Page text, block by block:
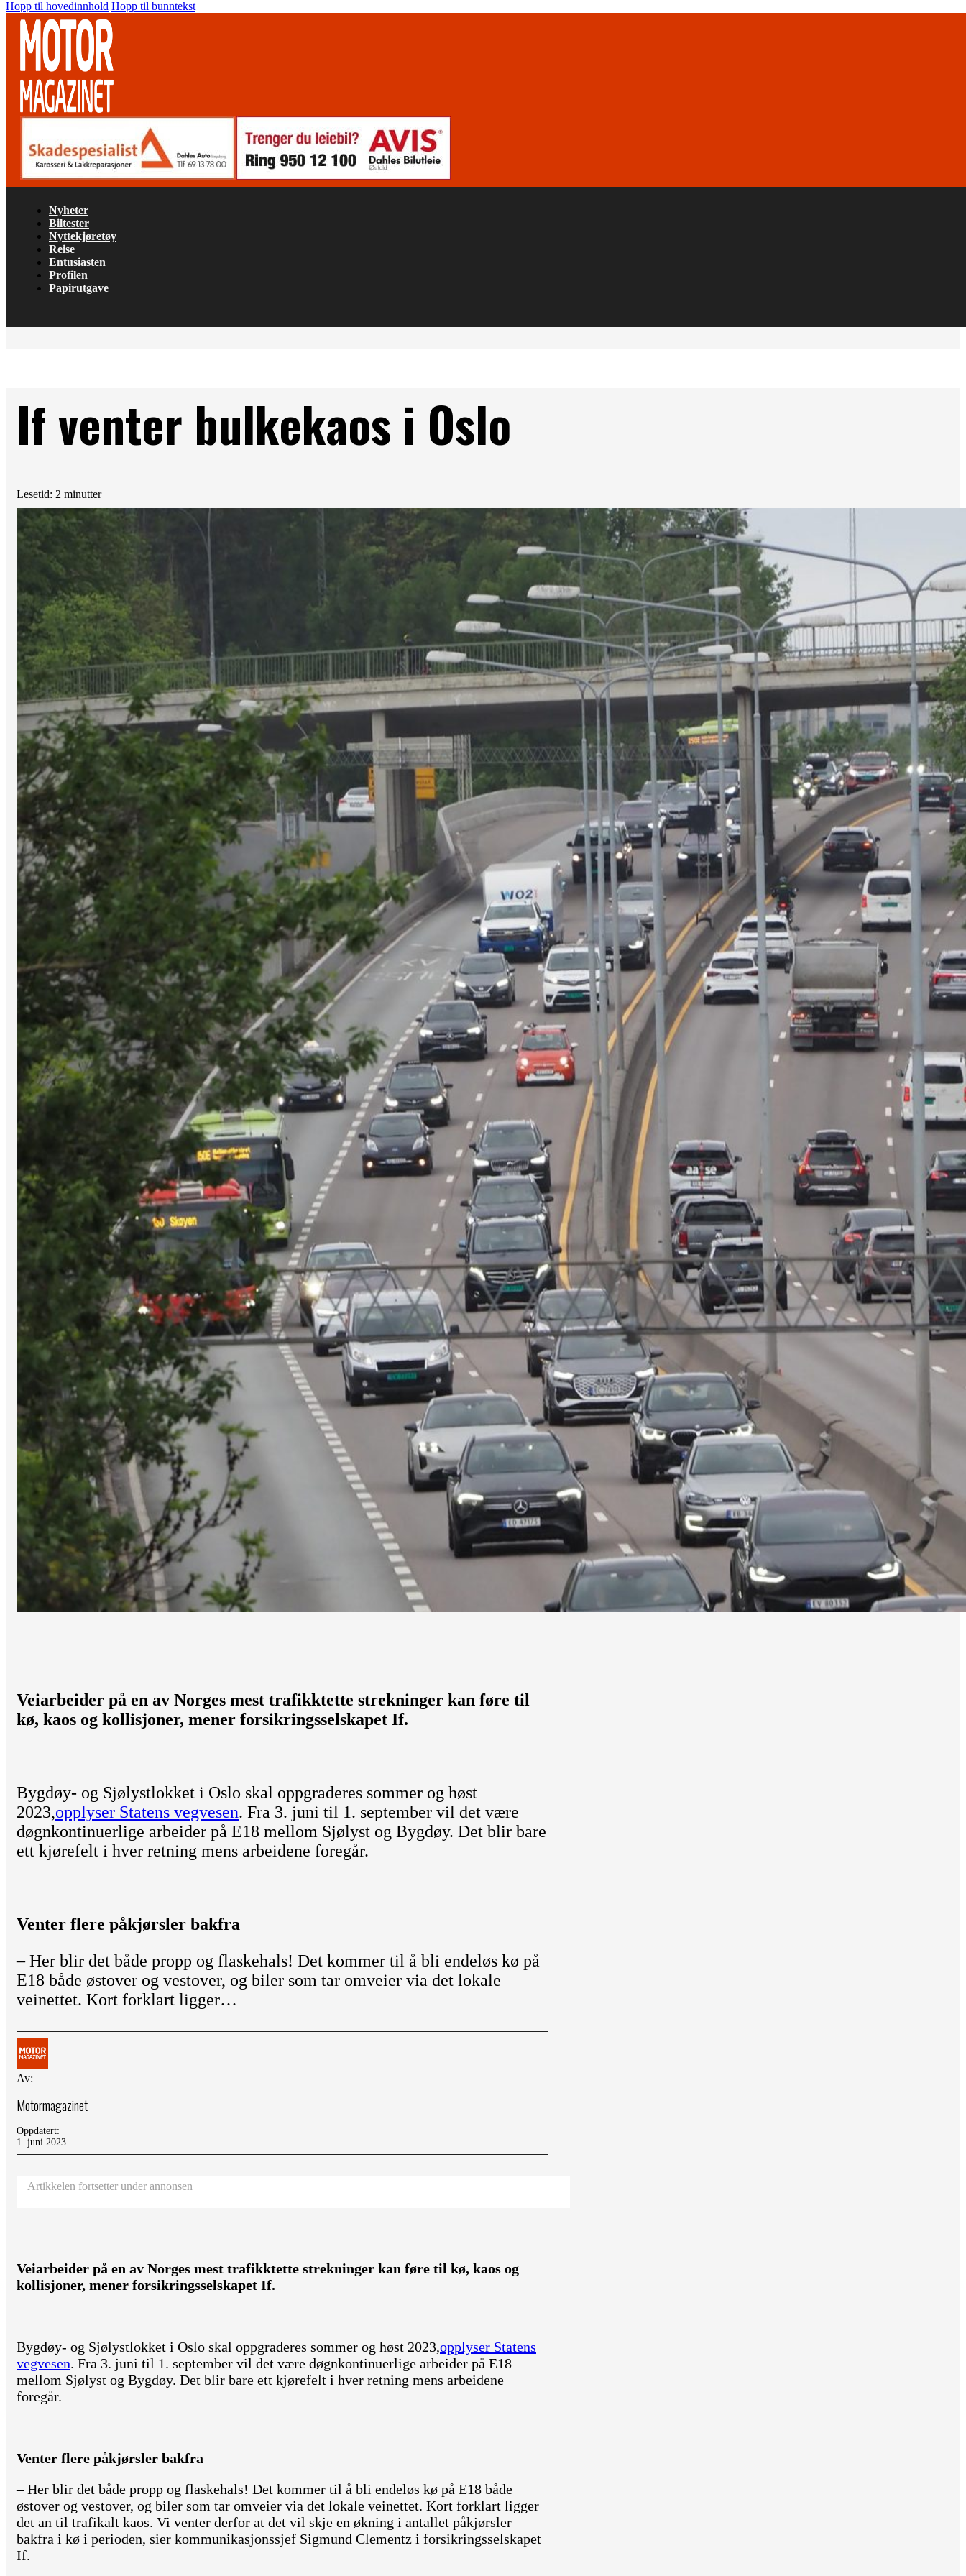
Hopp til hovedinnhold Hopp til bunntekst
Nyheter
Biltester
Nyttekjøretøy
Reise
Entusiasten
Profilen
Papirutgave
If venter bulkekaos i Oslo
Lesetid: 2 minutter
Veiarbeider på en av Norges mest trafikktette strekninger kan føre til
kø, kaos og kollisjoner, mener forsikringsselskapet If.
Bygdøy- og Sjølystlokket i Oslo skal oppgraderes sommer og høst
2023,opplyser Statens vegvesen. Fra 3. juni til 1. september vil det være
døgnkontinuerlige arbeider på E18 mellom Sjølyst og Bygdøy. Det blir bare
ett kjørefelt i hver retning mens arbeidene foregår.
Venter flere påkjørsler bakfra
– Her blir det både propp og flaskehals! Det kommer til å bli endeløs kø på
E18 både østover og vestover, og biler som tar omveier via det lokale
veinettet. Kort forklart ligger…
Av:
Motormagazinet
Oppdatert:
1. juni 2023
Artikkelen fortsetter under annonsen
Veiarbeider på en av Norges mest trafikktette strekninger kan føre til kø, kaos og
kollisjoner, mener forsikringsselskapet If.
Bygdøy- og Sjølystlokket i Oslo skal oppgraderes sommer og høst 2023,opplyser Statens
vegvesen. Fra 3. juni til 1. september vil det være døgnkontinuerlige arbeider på E18
mellom Sjølyst og Bygdøy. Det blir bare ett kjørefelt i hver retning mens arbeidene
foregår.
Venter flere påkjørsler bakfra
– Her blir det både propp og flaskehals! Det kommer til å bli endeløs kø på E18 både
østover og vestover, og biler som tar omveier via det lokale veinettet. Kort forklart ligger
det an til trafikalt kaos. Vi venter derfor at det vil skje en økning i antallet påkjørsler
bakfra i kø i perioden, sier kommunikasjonssjef Sigmund Clementz i forsikringsselskapet
If.